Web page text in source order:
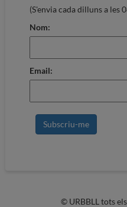
(S'envia cada dilluns a les
Nom:
Email:
© URBBLL tots